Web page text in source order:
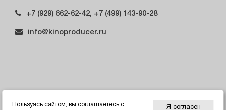
+7 (929) 662-62-42, +7 (499) 143-90-28
info@kinoproducer.ru
© 2026 Гильдия продюсеров России
Пользуясь сайтом, вы соглашаетесь с Я согласен